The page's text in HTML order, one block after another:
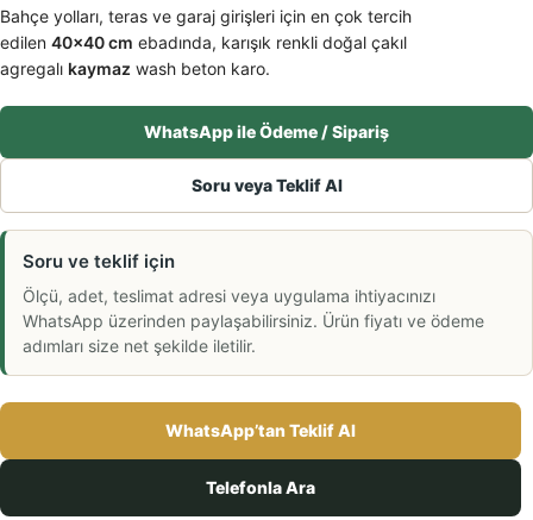
Bahçe yolları, teras ve garaj girişleri için en çok tercih
edilen 40×40 cm ebadında, karışık renkli doğal çakıl
agregalı kaymaz wash beton karo.
WhatsApp ile Ödeme / Sipariş
Soru veya Teklif Al
Soru ve teklif için
Ölçü, adet, teslimat adresi veya uygulama ihtiyacınızı
WhatsApp üzerinden paylaşabilirsiniz. Ürün fiyatı ve ödeme
adımları size net şekilde iletilir.
WhatsApp’tan Teklif Al
Telefonla Ara